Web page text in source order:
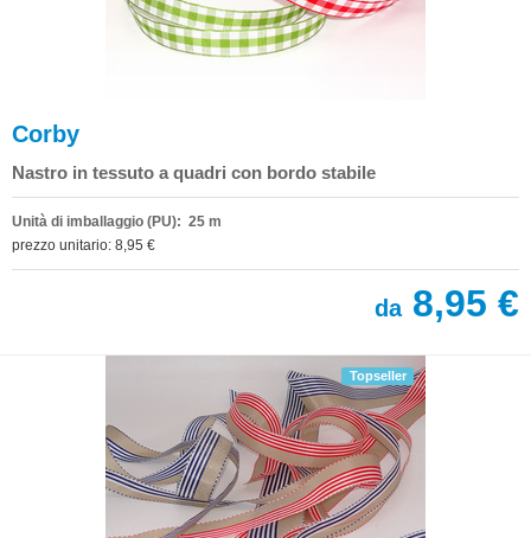
Corby
Nastro in tessuto a quadri con bordo stabile
Unità di imballaggio (PU): 25 m
prezzo unitario: 8,95 €
da8,95 €
Topseller